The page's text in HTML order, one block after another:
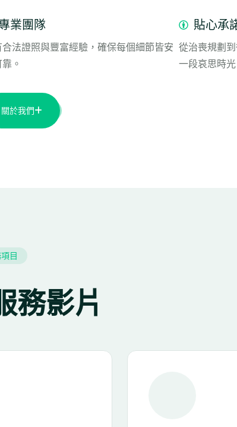
業團隊
合法證照與豐富經驗，確保每個細節皆安
。
貼心承
從治喪規劃
一段哀思時光
關於我們
目
務影片